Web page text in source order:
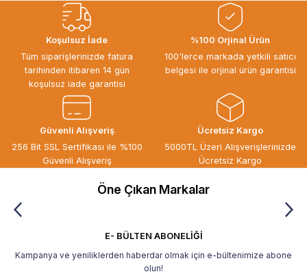
Koşulsuz İade
Tüm siparişlerinizde fatura
tarihinden itibaren 14 gün
koşulsuz iade garantisi
%100 Orjinal Ürün
100'lerce markada yetkili satıcı
belgesi ile orjinal ürün garantisi
Güvenli Alışveriş
256 Bit SSL Sertifikası ile %100
Güvenli Alışveriş
Ücretsiz Kargo
5000TL Üzeri Alışverişlerinizde
Ücretsiz Kargo
Öne Çıkan Markalar
E- BÜLTEN ABONELİĞİ
Kampanya ve yeniliklerden haberdar olmak için e-bültenimize abone
olun!